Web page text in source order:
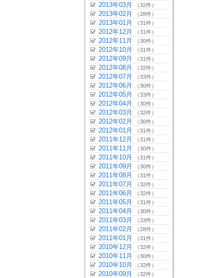
2013年03月 （32件）
2013年02月 （28件）
2013年01月 （31件）
2012年12月 （31件）
2012年11月 （30件）
2012年10月 （31件）
2012年09月 （31件）
2012年08月 （32件）
2012年07月 （33件）
2012年06月 （30件）
2012年05月 （33件）
2012年04月 （30件）
2012年03月 （32件）
2012年02月 （30件）
2012年01月 （31件）
2011年12月 （31件）
2011年11月 （30件）
2011年10月 （31件）
2011年09月 （30件）
2011年08月 （31件）
2011年07月 （32件）
2011年06月 （32件）
2011年05月 （31件）
2011年04月 （30件）
2011年03月 （33件）
2011年02月 （28件）
2011年01月 （31件）
2010年12月 （32件）
2010年11月 （30件）
2010年10月 （32件）
2010年09月 （32件）